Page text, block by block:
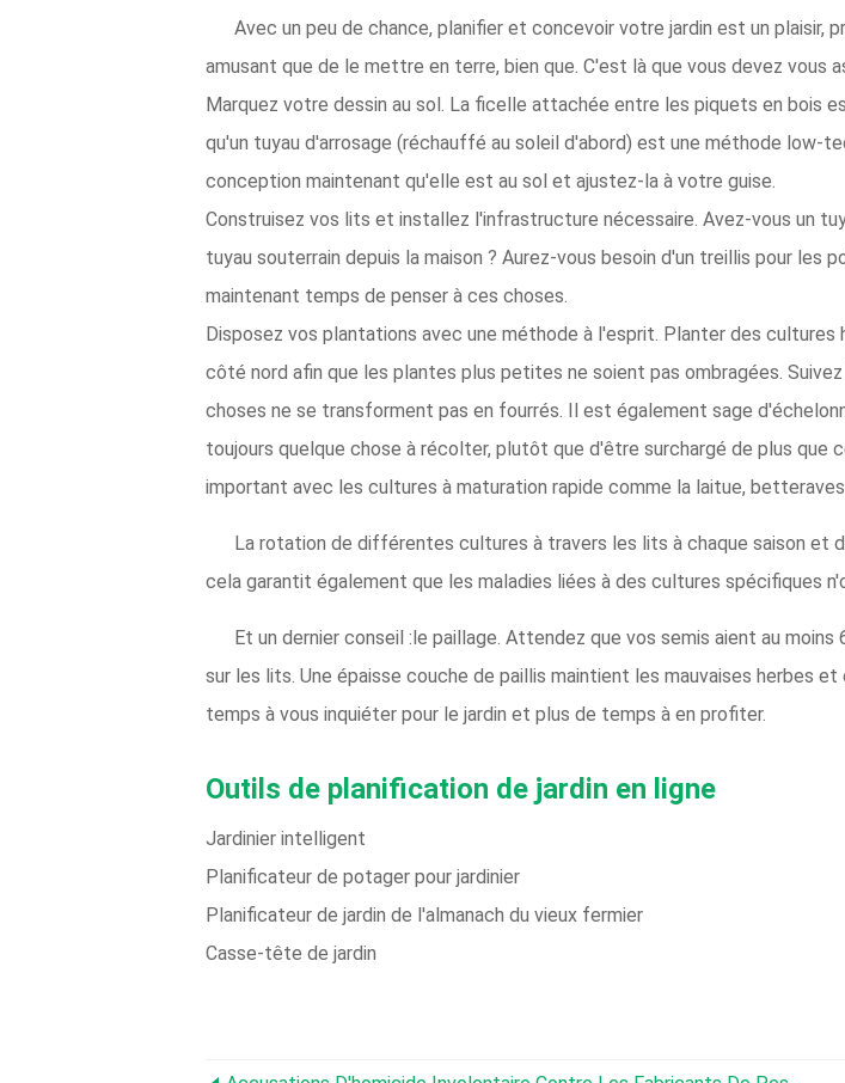
Avec un peu de chance, planifier et concevoir votre jardin est un plaisir,
amusant que de le mettre en terre, bien que. C'est là que vous devez vous
Marquez votre dessin au sol. La ficelle attachée entre les piquets en bois
qu'un tuyau d'arrosage (réchauffé au soleil d'abord) est une méthode low-
conception maintenant qu'elle est au sol et ajustez-la à votre guise.
Construisez vos lits et installez l'infrastructure nécessaire. Avez-vous un
tuyau souterrain depuis la maison ? Aurez-vous besoin d'un treillis pour les
maintenant temps de penser à ces choses.
Disposez vos plantations avec une méthode à l'esprit. Planter des
côté nord afin que les plantes plus petites ne soient pas ombragées.
choses ne se transforment pas en fourrés. Il est également sage
toujours quelque chose à récolter, plutôt que d'être surchargé de plus
important avec les cultures à maturation rapide comme la laitue,
La rotation de différentes cultures à travers les lits à chaque saison et
cela garantit également que les maladies liées à des cultures spécifiques
Et un dernier conseil :le paillage. Attendez que vos semis aient au
sur les lits. Une épaisse couche de paillis maintient les mauvaises herbes
temps à vous inquiéter pour le jardin et plus de temps à en profiter.
Outils de planification de jardin en ligne
Jardinier intelligent
Planificateur de potager pour jardinier
Planificateur de jardin de l'almanach du vieux fermier
Casse-tête de jardin